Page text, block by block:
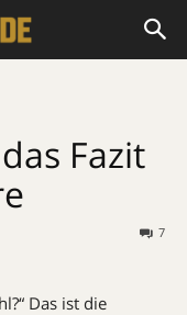
Fazit
7
Das ist die